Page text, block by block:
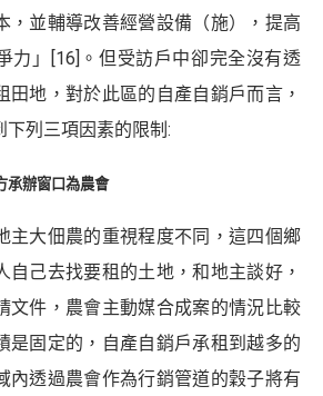
，並輔導改善經營設備（施），提高
力」
[16] 。但受訪戶中卻完全沒有透
田地，對於此區的自產自銷戶而言，
列三項因素的限制:
承辦窗口為農會
主大佃農的重視程度不同，這四個鄉
自己去找要租的土地，和地主談好，
文件，農會主動媒合成案的情況比較
是固定的，自產自銷戶承租到越多的
內透過農會作為行銷管道的穀子將有